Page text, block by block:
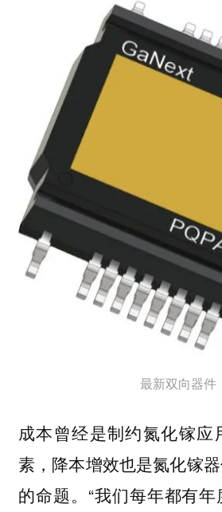
最新双向器件
成本曾经是制约氮化镓应
素，降本增效也是氮化镓
的命题。“我们每年都有